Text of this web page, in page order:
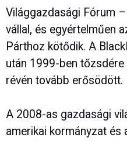
Világgazdasági Fórum
vállal, és egyértelműen
Párthoz kötődik. A
után 1999-ben
révén tovább erősödött.
A 2008-as gazdasági
amerikai kormányzat és